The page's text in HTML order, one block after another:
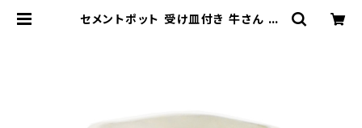
セメントポット 受け皿付き 牛さん M